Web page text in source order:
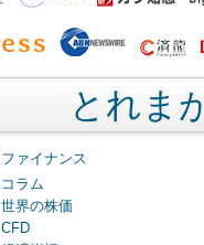
とれま
ファイナンス
コラム
世界の株価
CFD